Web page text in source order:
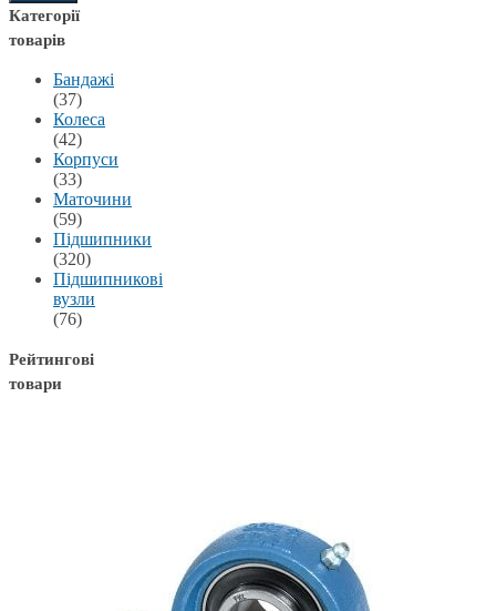
Категорії
товарів
Бандажі
(37)
Колеса
(42)
Корпуси
(33)
Маточини
(59)
Підшипники
(320)
Підшипникові
вузли
(76)
Рейтингові
товари